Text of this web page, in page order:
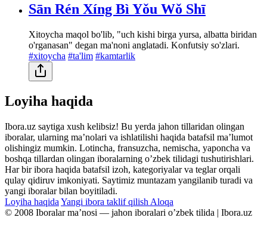
Sān Rén Xíng Bì Yǒu Wǒ Shī
Xitoycha maqol bo'lib, "uch kishi birga yursa, albatta biridan
o'rganasan" degan ma'noni anglatadi. Konfutsiy so'zlari.
#xitoycha #ta'lim #kamtarlik
Loyiha haqida
Ibora.uz saytiga xush kelibsiz! Bu yerda jahon tillaridan olingan
iboralar, ularning maʼnolari va ishlatilishi haqida batafsil maʼlumot
olishingiz mumkin. Lotincha, fransuzcha, nemischa, yaponcha va
boshqa tillardan olingan iboralarning oʼzbek tilidagi tushutirishlari.
Har bir ibora haqida batafsil izoh, kategoriyalar va teglar orqali
qulay qidiruv imkoniyati. Saytimiz muntazam yangilanib turadi va
yangi iboralar bilan boyitiladi.
Loyiha haqida Yangi ibora taklif qilish Aloqa
© 2008 Iboralar maʼnosi — jahon iboralari oʼzbek tilida | Ibora.uz